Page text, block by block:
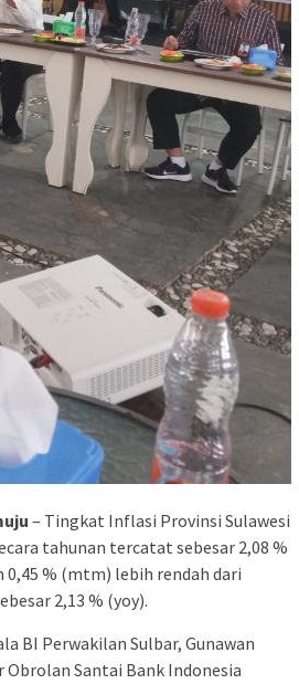
– Tingkat Inflasi Provinsi Sulawesi
tahunan tercatat sebesar 2,08 %
0,45 % (mtm) lebih rendah dari
2,13 % (yoy).
BI Perwakilan Sulbar, Gunawan
Santai Bank Indonesia